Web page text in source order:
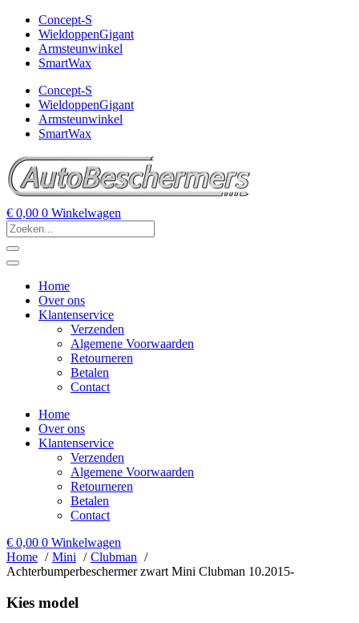
Concept-S
WieldoppenGigant
Armsteunwinkel
SmartWax
Concept-S
WieldoppenGigant
Armsteunwinkel
SmartWax
€ 0,00 0 Winkelwagen
Home
Over ons
Klantenservice
Verzenden
Algemene Voorwaarden
Retourneren
Betalen
Contact
Home
Over ons
Klantenservice
Verzenden
Algemene Voorwaarden
Retourneren
Betalen
Contact
€ 0,00 0 Winkelwagen
Home
Mini
Clubman
Achterbumperbeschermer zwart Mini Clubman 10.2015-
Kies model​